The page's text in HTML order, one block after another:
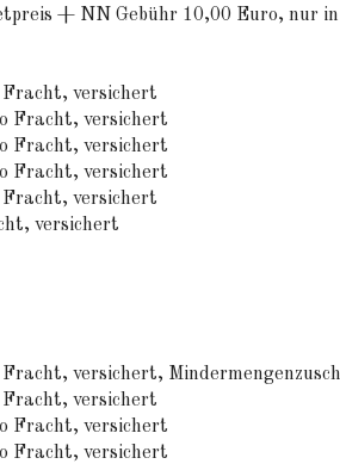
+ NN Gebühr 10,00 Euro, nur
versichert
Fracht, versichert
Fracht, versichert
Fracht, versichert
versichert
versichert
versichert,
versichert
Fracht, versichert
Fracht, versichert